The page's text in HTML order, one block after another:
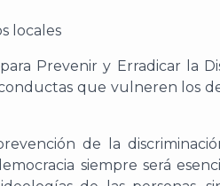
Prevenir y Erradicar la
que vulneren los
de la
siempre será